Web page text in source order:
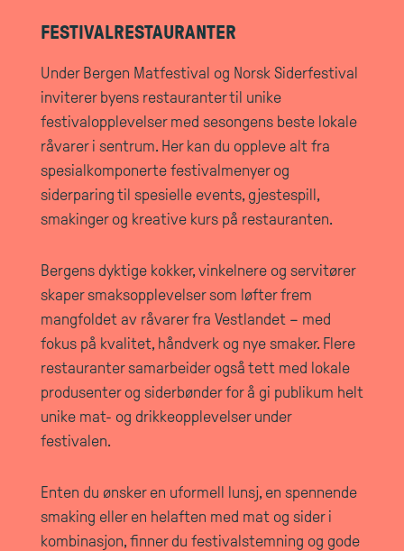
FESTIVALRESTAURANTER
Under Bergen Matfestival og Norsk Siderfestival
inviterer byens restauranter til unike
festivalopplevelser med sesongens beste lokale
råvarer i sentrum. Her kan du oppleve alt fra
spesialkomponerte festivalmenyer og
siderparing til spesielle events, gjestespill,
smakinger og kreative kurs på restauranten.
Bergens dyktige kokker, vinkelnere og servitører
skaper smaksopplevelser som løfter frem
mangfoldet av råvarer fra Vestlandet – med
fokus på kvalitet, håndverk og nye smaker. Flere
restauranter samarbeider også tett med lokale
produsenter og siderbønder for å gi publikum helt
unike mat- og drikkeopplevelser under
festivalen.
Enten du ønsker en uformell lunsj, en spennende
smaking eller en helaften med mat og sider i
kombinasjon, finner du festivalstemning og gode